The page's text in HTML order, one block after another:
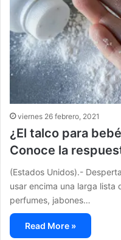
viernes 26 febrero, 2021
¿El talco para
Conoce la
(Estados Unidos).-
usar encima una larga
perfumes, jabones…
Read More »